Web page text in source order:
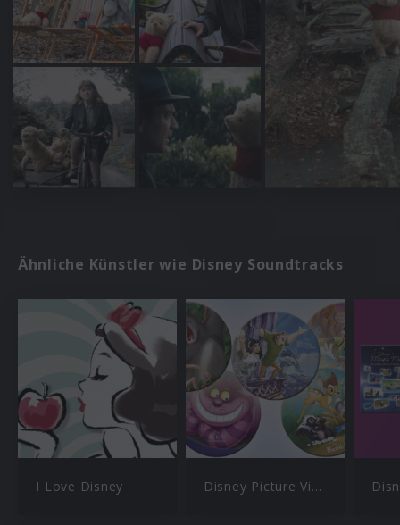
Ähnliche Künstler wie Disney Soundtracks
I Love Disney Disney Picture Vinyl